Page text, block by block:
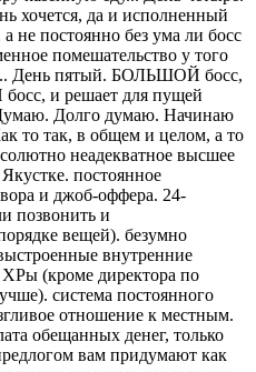
хочется, да и исполненный
не постоянно без ума ли босс
помешательство у того
День пятый. БОЛЬШОЙ босс,
и решает для пущей
Долго думаю. Начинаю
то так, в общем и целом, а то
неадекватное высшее
постоянное
и джоб-оффера. 24-
позвонить и
вещей). безумно
внутренние
(кроме директора по
система постоянного
отношение к местным.
обещанных денег, только
вам придумают как